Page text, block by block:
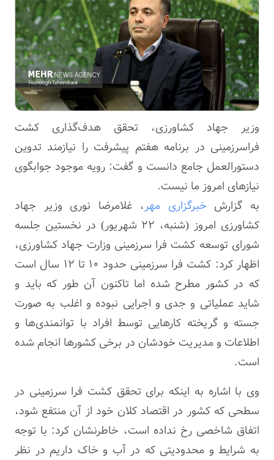
وزیر جهاد کشاورزی، تحقق هدف‌گذاری کشت
فراسرزمینی در برنامه هفتم پیشرفت را نیازمند تدوین
دستورالعمل جامع دانست و گفت: رویه موجود جوابگوی
نیازهای امروز ما نیست.
به گزارش خبرگزاری مهر، غلامرضا نوری وزیر جهاد
کشاورزی امروز (شنبه، ۲۲ شهریور) در نخستین جلسه
شورای توسعه کشت فرا سرزمینی وزارت جهاد کشاورزی،
اظهار کرد: کشت فرا سرزمینی حدود ۱۰ تا ۱۲ سال است
که در کشور مطرح شده اما تاکنون آن طور که باید و
شاید عملیاتی و جدی و اجرایی نبوده و اغلب به صورت
جسته و گریخته کارهایی توسط افراد با توانمندی‌ها و
اطلاعات و مدیریت خودشان در برخی کشورها انجام شده
است.
وی با اشاره به اینکه برای تحقق کشت فرا سرزمینی در
سطحی که کشور در اقتصاد کلان خود از آن منتفع شود،
اتفاق شاخصی رخ نداده است، خاطرنشان کرد: با توجه
به شرایط و محدودیتی که در آب و خاک داریم در نظر